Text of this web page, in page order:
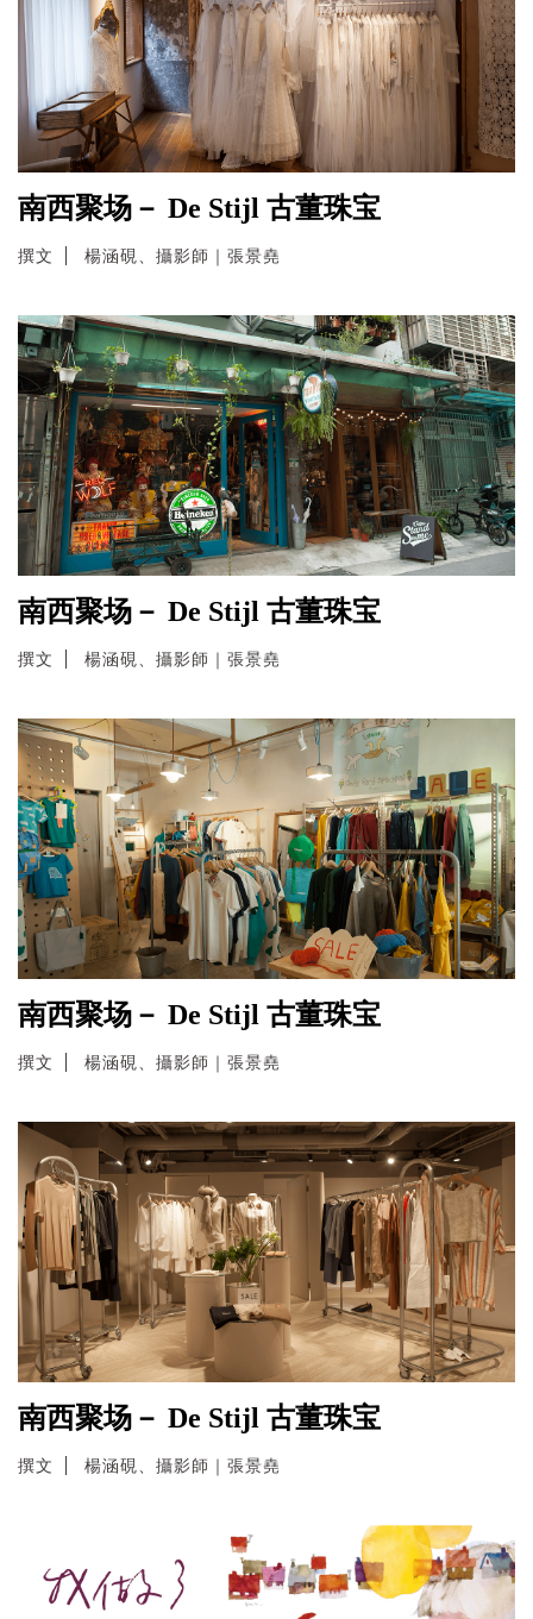
南西聚场－ De Stijl 古董珠宝
撰文 楊涵硯、攝影師｜張景堯
南西聚场－ De Stijl 古董珠宝
撰文 楊涵硯、攝影師｜張景堯
南西聚场－ De Stijl 古董珠宝
撰文 楊涵硯、攝影師｜張景堯
南西聚场－ De Stijl 古董珠宝
撰文 楊涵硯、攝影師｜張景堯